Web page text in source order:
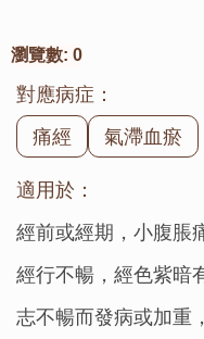
瀏覽數: 0
對應病症：
痛經
氣滯血瘀
適用於：
經前或經期，小腹脹
經行不暢，經色紫暗
志不暢而發病或加重